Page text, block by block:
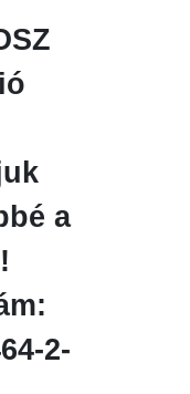
a
2-